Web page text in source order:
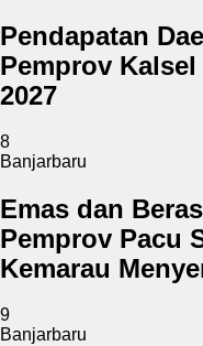
Pendapatan
Pemprov
2027
8
Banjarbaru
Emas dan
Pemprov Pacu
Kemarau
9
Banjarbaru